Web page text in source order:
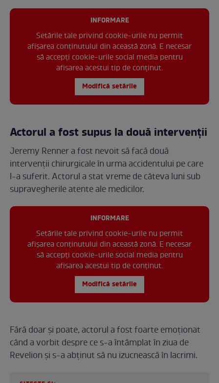
INFORMARE
Setările tale privind cookie-urile nu permit
afișarea conținutului din această zonă. E necesar
să accepți cookie-urile social media pentru
afisarea acestui tip de conținut.
Modifică setările
Actorul a fost supus la două intervenții
Jeremy Renner a fost nevoit să facă două
intervenții chirurgicale în urma accidentului pe care
l-a suferit. Actorul a stat vreme de câteva luni sub
supravegherile atente ale medicilor.
INFORMARE
Setările tale privind cookie-urile nu permit
afișarea conținutului din această zonă. E necesar
să accepți cookie-urile social media pentru
afisarea acestui tip de conținut.
Modifică setările
Fără doar și poate, actorul a fost foarte emoționat
când a vorbit despre ce s-a întâmplat în ziua de
Revelion și s-a abținut să nu izucnească în lacrimi.